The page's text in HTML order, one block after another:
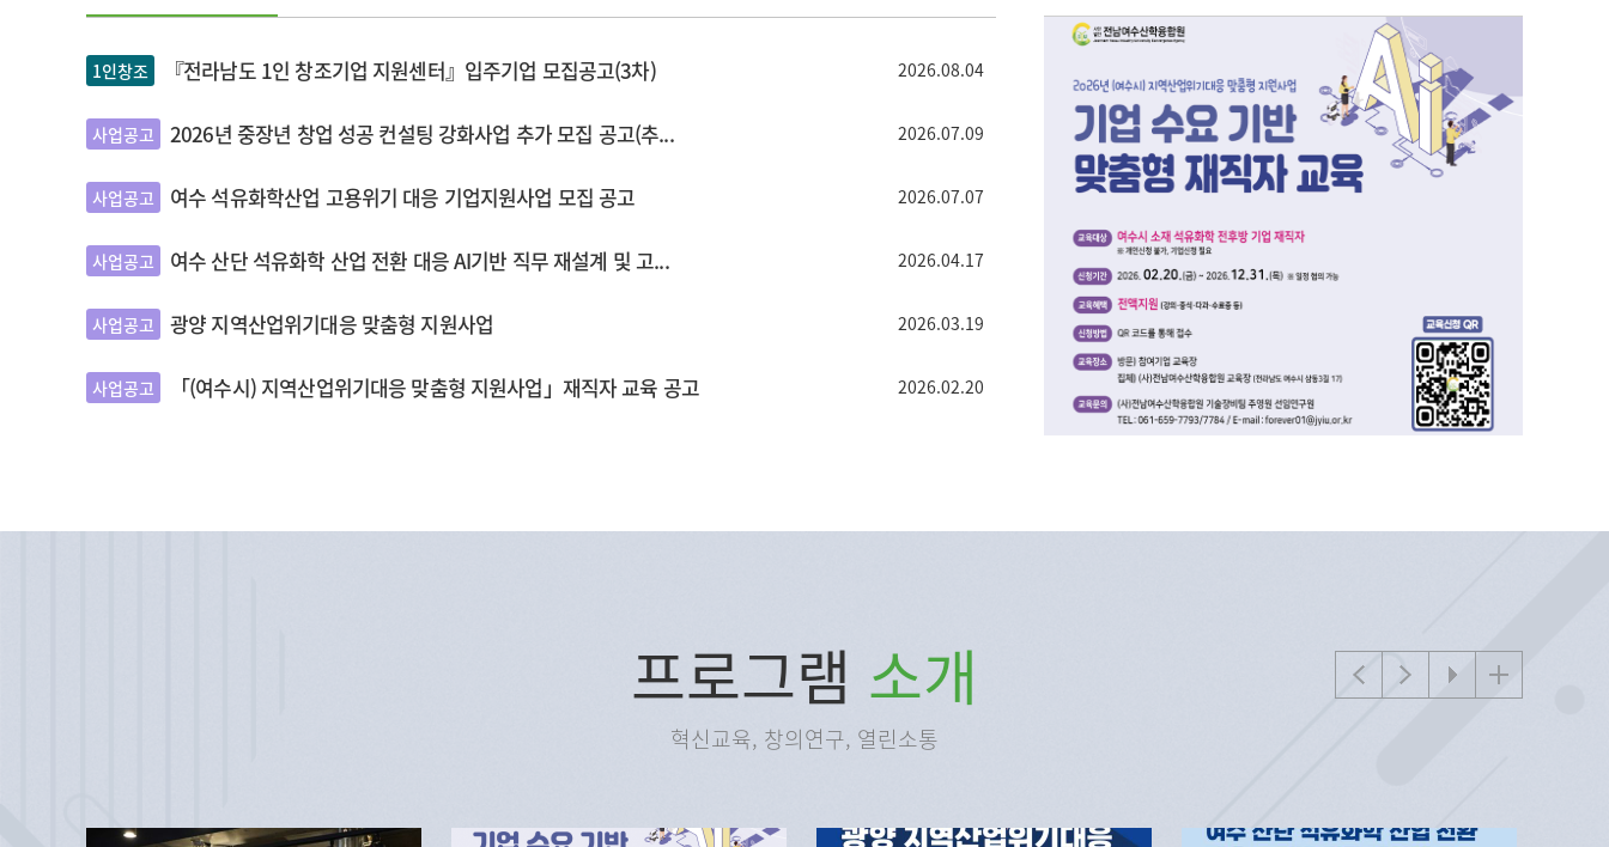
1인창조 『전라남도 1인 창조기업 지원센터』입주기업 모집공고(3차) 2026.08.04
사업공고 2026년 중장년 창업 성공 컨설팅 강화사업 추가 모집 공고(추... 2026.07.09
사업공고 여수 석유화학산업 고용위기 대응 기업지원사업 모집 공고 2026.07.07
사업공고 여수 산단 석유화학 산업 전환 대응 AI기반 직무 재설계 및 고... 2026.04.17
사업공고 광양 지역산업위기대응 맞춤형 지원사업 2026.03.19
사업공고 「(여수시) 지역산업위기대응 맞춤형 지원사업」재직자 교육 공고 2026.02.20
프로그램 소개
혁신교육, 창의연구, 열린소통